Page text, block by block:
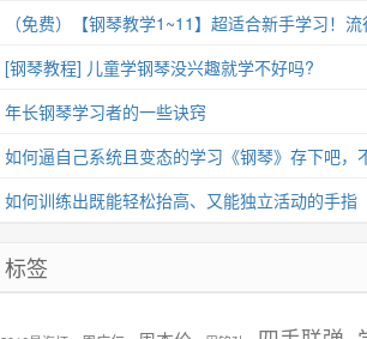
（免费）【钢琴教学1~11】超适合新手学习！
[钢琴教程] 儿童学钢琴没兴趣就学不好吗?
年长钢琴学习者的一些诀窍
如何逼自己系统且变态的学习《钢琴》存下吧，
如何训练出既能轻松抬高、又能独立活动的手指
标签